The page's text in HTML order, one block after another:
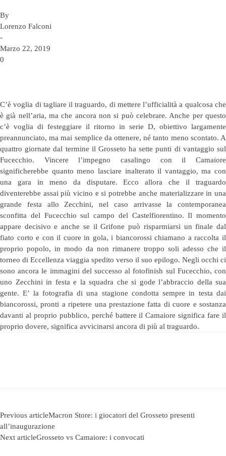
By
Lorenzo Falconi
-
Marzo 22, 2019
0
C’è voglia di tagliare il traguardo, di mettere l’ufficialità a qualcosa che
è già nell’aria, ma che ancora non si può celebrare. Anche per questo
c’è voglia di festeggiare il ritorno in serie D, obiettivo largamente
preannunciato, ma mai semplice da ottenere, né tanto meno scontato. A
quattro giornate dal termine il Grosseto ha sette punti di vantaggio sul
Fucecchio. Vincere l’impegno casalingo con il Camaiore
significherebbe quanto meno lasciare inalterato il vantaggio, ma con
una gara in meno da disputare. Ecco allora che il traguardo
diventerebbe assai più vicino e si potrebbe anche materializzare in una
grande festa allo Zecchini, nel caso arrivasse la contemporanea
sconfitta del Fucecchio sul campo del Castelfiorentino. Il momento
appare decisivo e anche se il Grifone può risparmiarsi un finale dal
fiato corto e con il cuore in gola, i biancorossi chiamano a raccolta il
proprio popolo, in modo da non rimanere troppo soli adesso che il
torneo di Eccellenza viaggia spedito verso il suo epilogo. Negli occhi ci
sono ancora le immagini del successo al fotofinish sul Fucecchio, con
uno Zecchini in festa e la squadra che si gode l’abbraccio della sua
gente. E’ la fotografia di una stagione condotta sempre in testa dai
biancorossi, pronti a ripetere una prestazione fatta di cuore e sostanza
davanti al proprio pubblico, perché battere il Camaiore significa fare il
proprio dovere, significa avvicinarsi ancora di più al traguardo.
Previous articleMacron Store: i giocatori del Grosseto presenti
all’inaugurazione
Next articleGrosseto vs Camaiore: i convocati